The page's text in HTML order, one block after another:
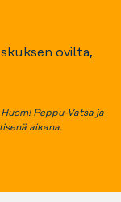
ovilta,
Peppu-Vatsa ja
aikana.